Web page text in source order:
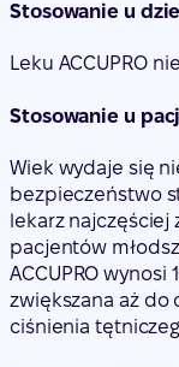
Stosowanie u
Leku ACCUPRO
Stosowanie u
Wiek wydaje się
bezpieczeństwo
lekarz najczęściej
pacjentów
ACCUPRO
zwiększana aż do
ciśnienia